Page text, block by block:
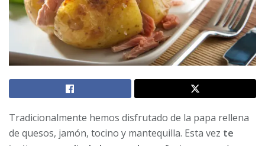
Tradicionalmente hemos disfrutado de la papa rellena
de quesos, jamón, tocino y mantequilla. Esta vez te